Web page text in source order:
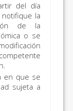
del día
la
de la
o se
en que se
sujeta a